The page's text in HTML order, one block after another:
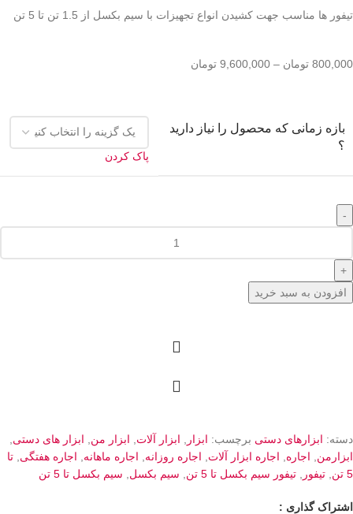
تیفور ها مناسب جهت کشیدن انواع تجهیزات با سیم بکسل از 1.5 تن تا 5 تن
800,000 تومان –
9,600,000 تومان
بازه زمانی که محصول را نیاز دارید
؟
پاک کردن
افزودن به سبد خرید
دسته: ابزارهای دستی برچسب: ابزار ابزار آلات ابزار من ابزار های دستی
ابزارمن
اجاره اجاره ابزار آلات اجاره روزانه اجاره ماهانه اجاره هفتگی تا
5 تن
تیفور تیفور سیم بکسل تا 5 تن سیم بکسل سیم بکسل تا 5 تن
اشتراک گذاری :